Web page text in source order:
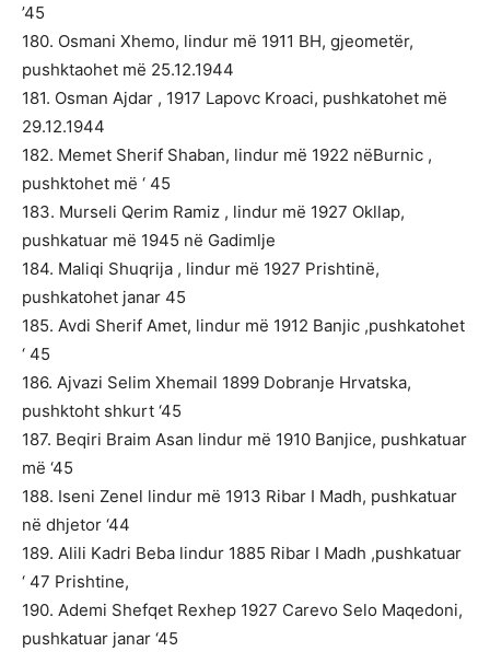
’45
180. Osmani Xhemo, lindur më 1911 BH, gjeometër,
pushktaohet më 25.12.1944
181. Osman Ajdar , 1917 Lapovc Kroaci, pushkatohet më
29.12.1944
182. Memet Sherif Shaban, lindur më 1922 nëBurnic ,
pushktohet më ‘ 45
183. Murseli Qerim Ramiz , lindur më 1927 Okllap,
pushkatuar më 1945 në Gadimlje
184. Maliqi Shuqrija , lindur më 1927 Prishtinë,
pushkatohet janar 45
185. Avdi Sherif Amet, lindur më 1912 Banjic ,pushkatohet
‘ 45
186. Ajvazi Selim Xhemail 1899 Dobranje Hrvatska,
pushktoht shkurt ‘45
187. Beqiri Braim Asan lindur më 1910 Banjice, pushkatuar
më ‘45
188. Iseni Zenel lindur më 1913 Ribar I Madh, pushkatuar
në dhjetor ‘44
189. Alili Kadri Beba lindur 1885 Ribar I Madh ,pushkatuar
‘ 47 Prishtine,
190. Ademi Shefqet Rexhep 1927 Carevo Selo Maqedoni,
pushkatuar janar ‘45